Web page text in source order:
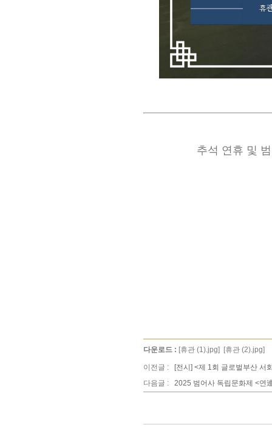
추석 연휴 및
다운로드 : [휴관 (1).jpg] [휴관 (2).jpg]
이전글 :
[전시] <제 1회 글로벌부산 서
다음글 : 2025 범어사 독립문화제 <연